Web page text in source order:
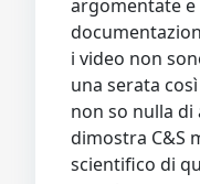
argomentate
i video non
una serata
non so nulla
dimostra C&S
scientifico di